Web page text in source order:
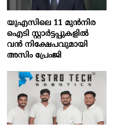
യുഎസിലെ 11 മുന്‍നിര
ഐടി സ്റ്റാര്‍ട്ടപ്പുകളില്‍
വന്‍ നിക്ഷേപവുമായി
അസിം പ്രേംജി